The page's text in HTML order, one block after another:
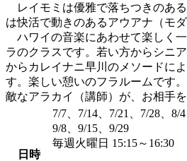
レイモミは優雅で落ちつきのあ
は快活で動きのあるアウアナ（モダ
ハワイの音楽にあわせて楽しく
ラのクラスです。若い方からシニ
からカレイナニ早川のメソードに
す。楽しい憩いのフラルームです
敵なアラカイ（講師）が、お相手を
日時
7/7、7/14、7/21、7/28、8/
9/8、9/15、9/29
毎週火曜日 15:15～16:30